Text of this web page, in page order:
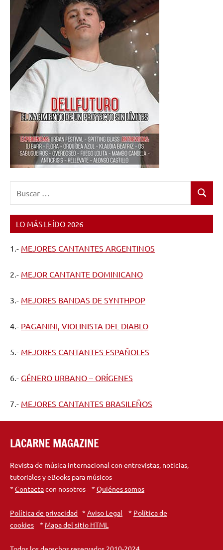
Buscar
LO MÁS LEÍDO 2026
1.- MEJORES CANTANTES ARGENTINOS
2.- MEJOR CANTANTE DOMINICANO
3.- MEJORES BANDAS DE SYNTHPOP
4.- PAGANINI, VIOLINISTA DEL DIABLO
5.- MEJORES CANTANTES ESPAÑOLES
6.- GÉNERO URBANO – ORÍGENES
7.- MEJORES CANTANTES BRASILEÑOS
LACARNE MAGAZINE
Revista de música internacional con entrevistas, noticias,
tutoriales y eBooks para músicos
* Contactacon nosotros * Quiénes somos
Política de privacidad * Aviso Legal * Política de
cookies * Mapa del sitio HTML